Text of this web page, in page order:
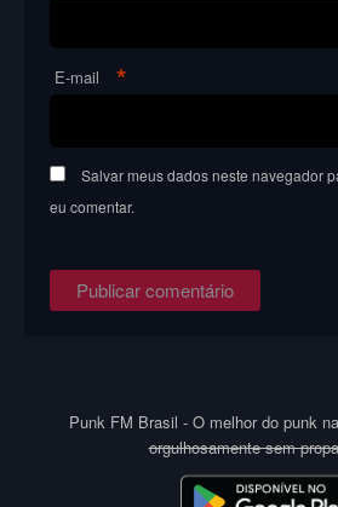
E-mail *
Salvar meus dados neste navegador
eu comentar.
Punk FM Brasil - O melhor do punk
orgulhosamente sem